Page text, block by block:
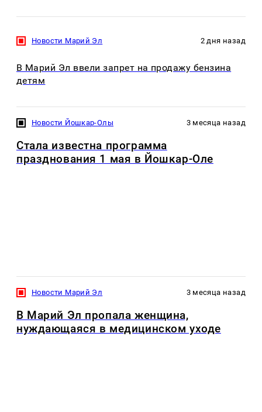
Новости Марий Эл 2 дня назад
В Марий Эл ввели запрет на продажу бензина
детям
Новости Йошкар-Олы 3 месяца назад
Стала известна программа
празднования 1 мая в Йошкар-Оле
Новости Марий Эл 3 месяца назад
В Марий Эл пропала женщина,
нуждающаяся в медицинском уходе